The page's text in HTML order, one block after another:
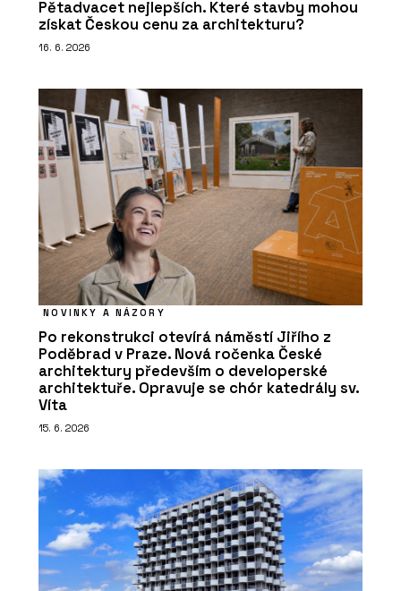
Pětadvacet nejlepších. Které stavby mohou
získat Českou cenu za architekturu?
16. 6. 2026
NOVINKY A NÁZORY
Po rekonstrukci otevírá náměstí Jiřího z
Poděbrad v Praze. Nová ročenka České
architektury především o developerské
architektuře. Opravuje se chór katedrály sv.
Víta
15. 6. 2026